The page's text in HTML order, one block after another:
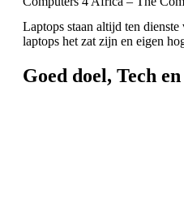
Laptops staan altijd ten dienste
laptops het zat zijn en eigen
Goed doel, Tech